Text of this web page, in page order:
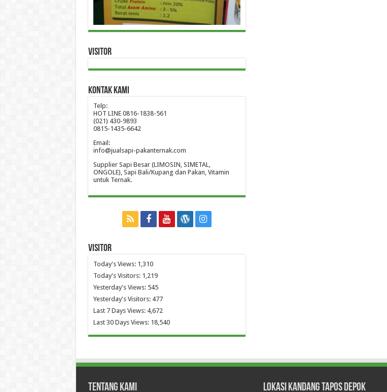
Visitor
Kontak Kami
Telp:
HOT LINE 0816-1838-561
(021) 430-9893
0815-1435-6642
Email:
info@jualsapi-pakanternak.com
Supplier Sapi Besar (LIMOSIN, SIMETAL,
ONGOLE), Sapi Bali/Kupang dan Pakan, Vitamin
untuk Ternak.
Visitor
Today's Views: 1,310
Today's Visitors: 1,219
Yesterday's Views: 545
Yesterday's Visitors: 477
Last 7 Days Views: 4,672
Last 30 Days Views: 18,540
Tentang Kami Lokasi Kandang Tapos Depok